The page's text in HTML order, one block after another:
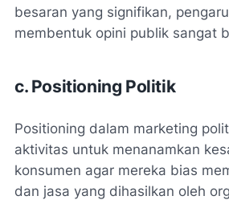
besaran yang signifikan,
membentuk opini publik sangat
c. Positioning Politik
Positioning dalam marketing
aktivitas untuk menanamkan
konsumen agar mereka bias
dan jasa yang dihasilkan oleh